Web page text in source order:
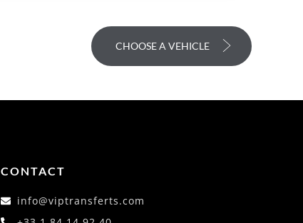
CHOOSE A VEHICLE
CONTACT
info@viptransferts.com